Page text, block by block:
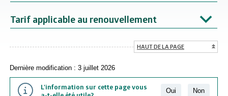
Tarif applicable au renouvellement
HAUT DE LA PAGE
Dernière modification : 3 juillet 2026
L'information sur cette page vous
Oui Non